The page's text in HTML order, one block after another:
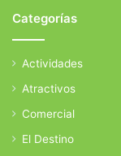
Categorías
Actividades
Atractivos
Comercial
El Destino